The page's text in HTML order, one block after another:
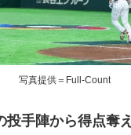
写真提供＝Full-Count
投手陣から得点奪